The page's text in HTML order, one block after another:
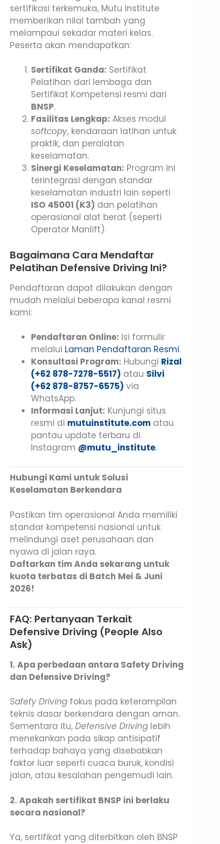
sertifikasi terkemuka, Mutu Institute
memberikan nilai tambah yang
melampaui sekadar materi kelas.
Peserta akan mendapatkan:
Sertifikat Ganda: Sertifikat
Pelatihan dari lembaga dan
Sertifikat Kompetensi resmi dari
BNSP.
Fasilitas Lengkap: Akses modul
softcopy, kendaraan latihan untuk
praktik, dan peralatan
keselamatan.
Sinergi Keselamatan: Program ini
terintegrasi dengan standar
keselamatan industri lain seperti
ISO 45001 (K3) dan pelatihan
operasional alat berat (seperti
Operator Manlift).
Bagaimana Cara Mendaftar
Pelatihan Defensive Driving Ini?
Pendaftaran dapat dilakukan dengan
mudah melalui beberapa kanal resmi
kami:
Pendaftaran Online: Isi formulir
melalui Laman Pendaftaran Resmi.
Konsultasi Program: Hubungi Rizal
(+62 878-7278-5517) atau Silvi
(+62 878-8757-6575) via
WhatsApp.
Informasi Lanjut: Kunjungi situs
resmi di mutuinstitute.com atau
pantau update terbaru di
Instagram @mutu_institute.
Hubungi Kami untuk Solusi
Keselamatan Berkendara
Pastikan tim operasional Anda memiliki
standar kompetensi nasional untuk
melindungi aset perusahaan dan
nyawa di jalan raya.
Daftarkan tim Anda sekarang untuk
kuota terbatas di Batch Mei & Juni
2026!
FAQ: Pertanyaan Terkait
Defensive Driving (People Also
Ask)
1. Apa perbedaan antara Safety Driving
dan Defensive Driving?
Safety Driving fokus pada keterampilan
teknis dasar berkendara dengan aman.
Sementara itu, Defensive Driving lebih
menekankan pada sikap antisipatif
terhadap bahaya yang disebabkan
faktor luar seperti cuaca buruk, kondisi
jalan, atau kesalahan pengemudi lain.
2. Apakah sertifikat BNSP ini berlaku
secara nasional?
Ya, sertifikat yang diterbitkan oleh BNSP